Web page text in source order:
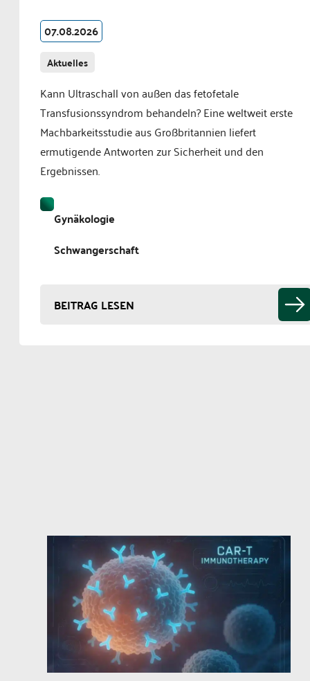
07.08.2026
Aktuelles
Kann Ultraschall von außen das fetofetale
Transfusionssyndrom behandeln? Eine weltweit erste
Machbarkeitsstudie aus Großbritannien liefert
ermutigende Antworten zur Sicherheit und den
Ergebnissen.
Gynäkologie
Schwangerschaft
BEITRAG LESEN